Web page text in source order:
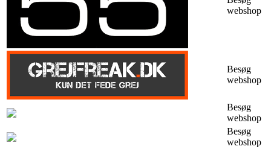
webshop
Besøg
webshop
Besøg
webshop
Besøg
webshop